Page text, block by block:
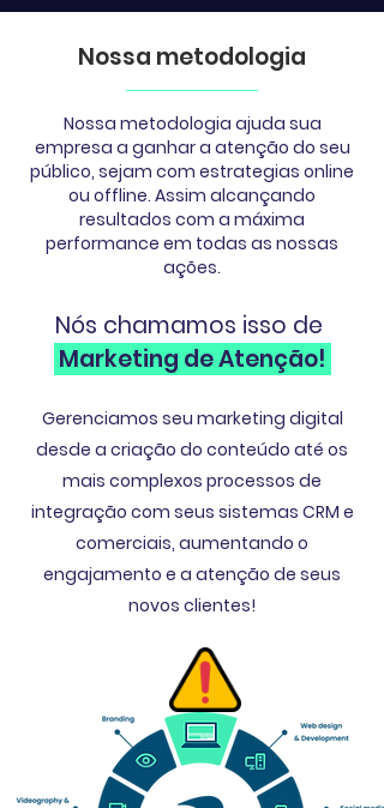
Nossa metodologia
Nossa metodologia ajuda sua
empresa a ganhar a atenção do seu
público, sejam com estrategias online
ou offline. Assim alcançando
resultados com a máxima
performance em todas as nossas
ações.
Nós chamamos isso de
Marketing de Atenção!
Gerenciamos seu marketing digital
desde a criação do conteúdo até os
mais complexos processos de
integração com seus sistemas CRM e
comerciais, aumentando o
engajamento e a atenção de seus
novos clientes!